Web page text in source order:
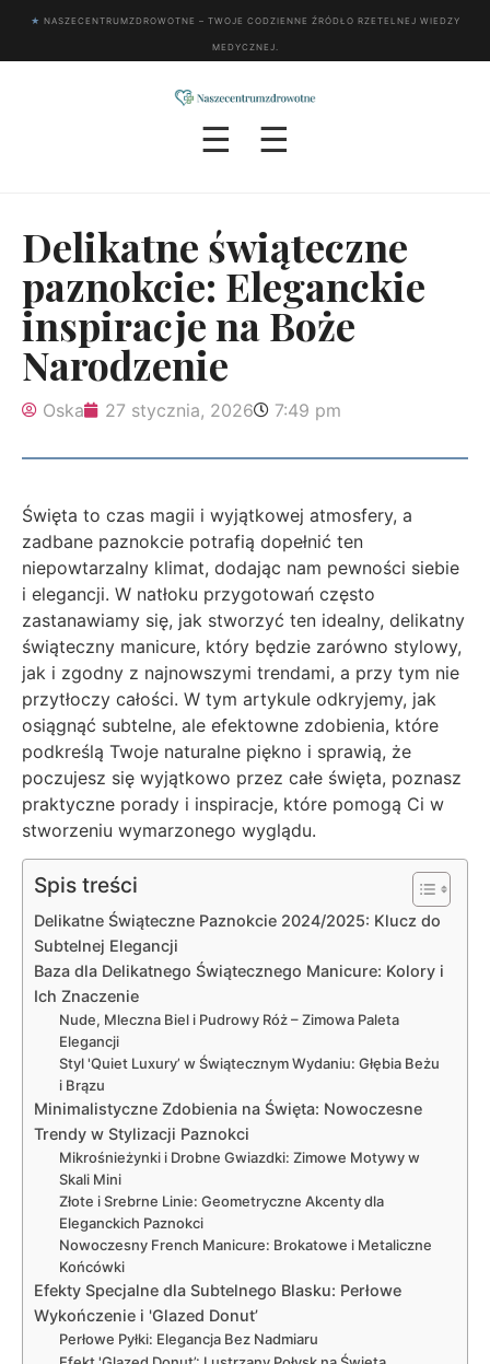
★ NASZECENTRUMZDROWOTNE – TWOJE CODZIENNE ŹRÓDŁO RZETELNEJ WIEDZY
MEDYCZNEJ.
☰ ☰
Delikatne świąteczne
paznokcie: Eleganckie
inspiracje na Boże
Narodzenie
Oska 27 stycznia, 2026 7:49 pm
Święta to czas magii i wyjątkowej atmosfery, a
zadbane paznokcie potrafią dopełnić ten
niepowtarzalny klimat, dodając nam pewności siebie
i elegancji. W natłoku przygotowań często
zastanawiamy się, jak stworzyć ten idealny, delikatny
świąteczny manicure, który będzie zarówno stylowy,
jak i zgodny z najnowszymi trendami, a przy tym nie
przytłoczy całości. W tym artykule odkryjemy, jak
osiągnąć subtelne, ale efektowne zdobienia, które
podkreślą Twoje naturalne piękno i sprawią, że
poczujesz się wyjątkowo przez całe święta, poznasz
praktyczne porady i inspiracje, które pomogą Ci w
stworzeniu wymarzonego wyglądu.
Spis treści
Delikatne Świąteczne Paznokcie 2024/2025: Klucz do
Subtelnej Elegancji
Baza dla Delikatnego Świątecznego Manicure: Kolory i
Ich Znaczenie
Nude, Mleczna Biel i Pudrowy Róż – Zimowa Paleta
Elegancji
Styl 'Quiet Luxury’ w Świątecznym Wydaniu: Głębia Beżu
i Brązu
Minimalistyczne Zdobienia na Święta: Nowoczesne
Trendy w Stylizacji Paznokci
Mikrośnieżynki i Drobne Gwiazdki: Zimowe Motywy w
Skali Mini
Złote i Srebrne Linie: Geometryczne Akcenty dla
Eleganckich Paznokci
Nowoczesny French Manicure: Brokatowe i Metaliczne
Końcówki
Efekty Specjalne dla Subtelnego Blasku: Perłowe
Wykończenie i 'Glazed Donut’
Perłowe Pyłki: Elegancja Bez Nadmiaru